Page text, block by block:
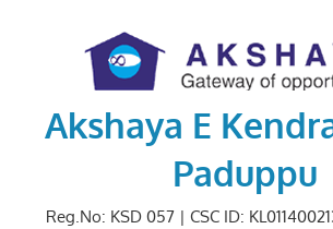
Akshaya E
Paduppu
Reg.No: KSD 057 | CSC ID: